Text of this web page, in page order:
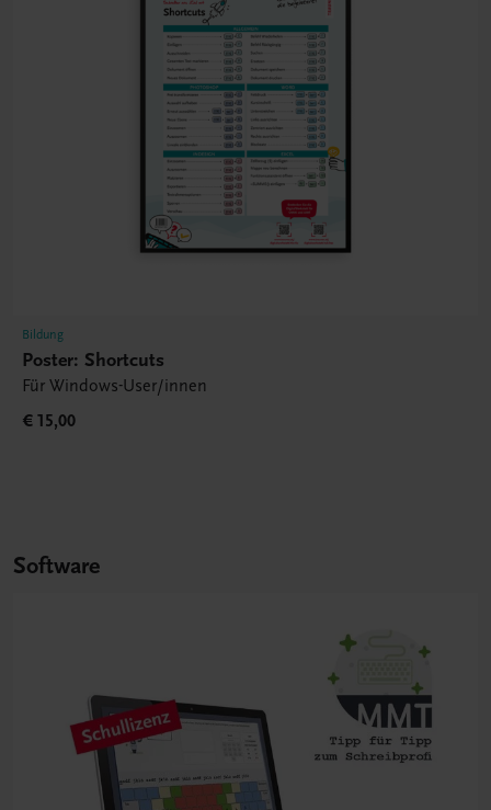
Bildung
Poster: Shortcuts
Für Windows-User/innen
€ 15,00
Software